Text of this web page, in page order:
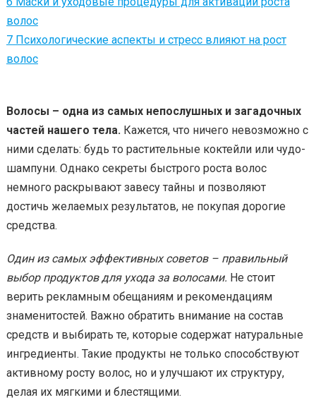
волос
7 Психологические аспекты и стресс влияют на рост
волос
Волосы – одна из самых непослушных и загадочных
частей нашего тела.Кажется, что ничего невозможно с
ними сделать: будь то растительные коктейли или чудо-
шампуни. Однако секреты быстрого роста волос
немного раскрывают завесу тайны и позволяют
достичь желаемых результатов, не покупая дорогие
средства.
Один из самых эффективных советов – правильный
выбор продуктов для ухода за волосами. Не стоит
верить рекламным обещаниям и рекомендациям
знаменитостей. Важно обратить внимание на состав
средств и выбирать те, которые содержат натуральные
ингредиенты. Такие продукты не только способствуют
активному росту волос, но и улучшают их структуру,
делая их мягкими и блестящими.